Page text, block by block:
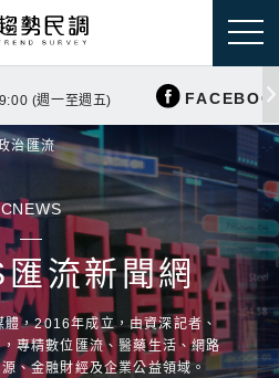
(週一至週五)
治匯流
CNEWS
流新聞網
體，2016年成立，由資深記者、
專精數位匯流、醫藥生活、網路
、金融財經及企業公益領域。